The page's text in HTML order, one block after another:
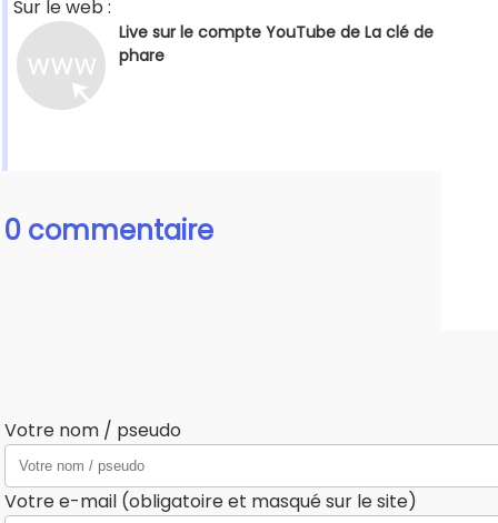
Sur le web :
Live sur le compte YouTube de La clé de
phare
0 commentaire
Votre nom / pseudo
Votre e-mail (obligatoire et masqué sur le site)